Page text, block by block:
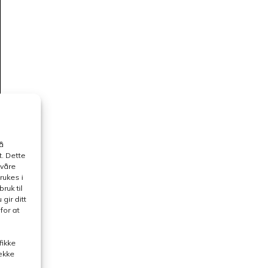
Dette
i
til
gir ditt
at